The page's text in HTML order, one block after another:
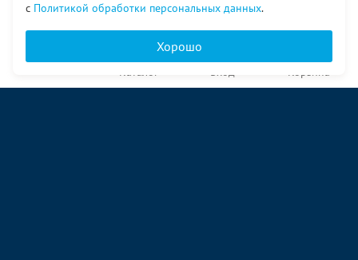
с Политикой обработки персональных данных.
Хорошо